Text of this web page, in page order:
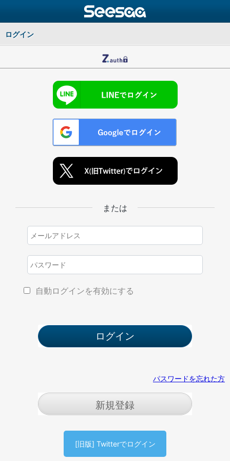
ログイン
または
自動ログインを有効にする
パスワードを忘れた方
新規登録
[旧版] Twitterでログイン